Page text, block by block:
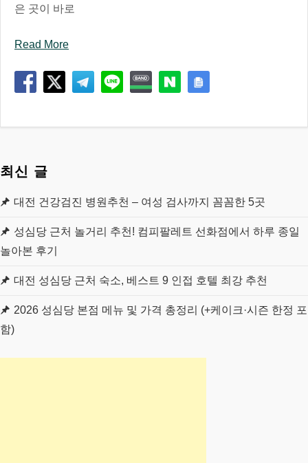
은 곳이 바로
Read More
최신 글
대전 건강검진 병원추천 – 여성 검사까지 꼼꼼한 5곳
성심당 근처 놀거리 추천! 컴피팔레트 선화점에서 하루 종일
놀아본 후기
대전 성심당 근처 숙소, 베스트 9 인접 호텔 최강 추천
2026 성심당 본점 메뉴 및 가격 총정리 (+케이크·시즌 한정 포
함)